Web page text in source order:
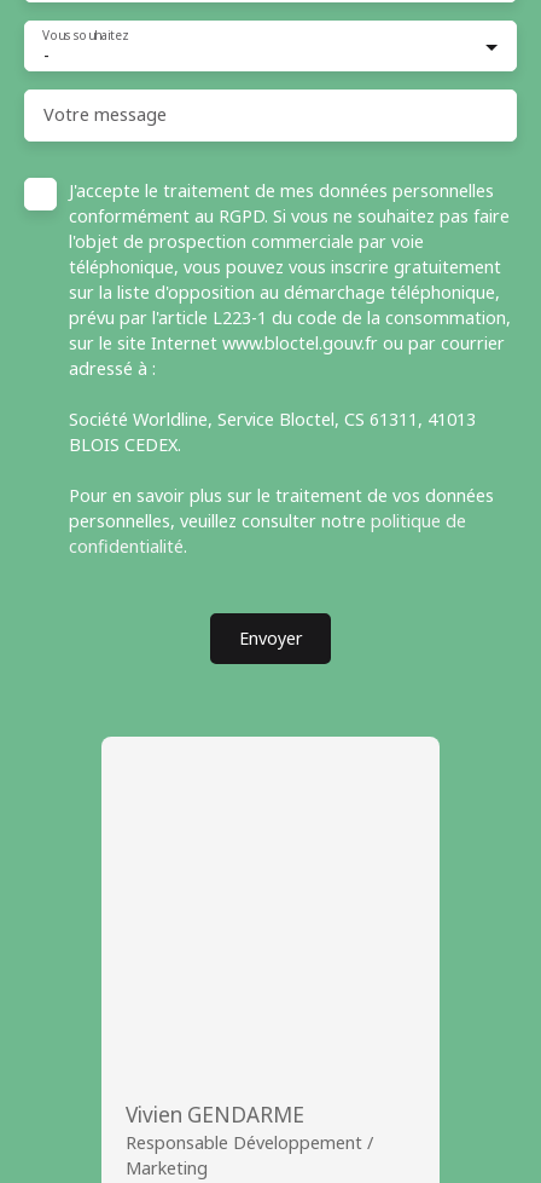
-
Vous souhaitez
Votre message
J'accepte le traitement de mes données personnelles
conformément au RGPD. Si vous ne souhaitez pas faire
l'objet de prospection commerciale par voie
téléphonique, vous pouvez vous inscrire gratuitement
sur la liste d'opposition au démarchage téléphonique,
prévu par l'article L223-1 du code de la consommation,
sur le site Internet www.bloctel.gouv.fr ou par courrier
adressé à :
Société Worldline, Service Bloctel, CS 61311, 41013
BLOIS CEDEX.
Pour en savoir plus sur le traitement de vos données
personnelles, veuillez consulter notre politique de
confidentialité.
Envoyer
Vivien GENDARME
Responsable Développement /
Marketing